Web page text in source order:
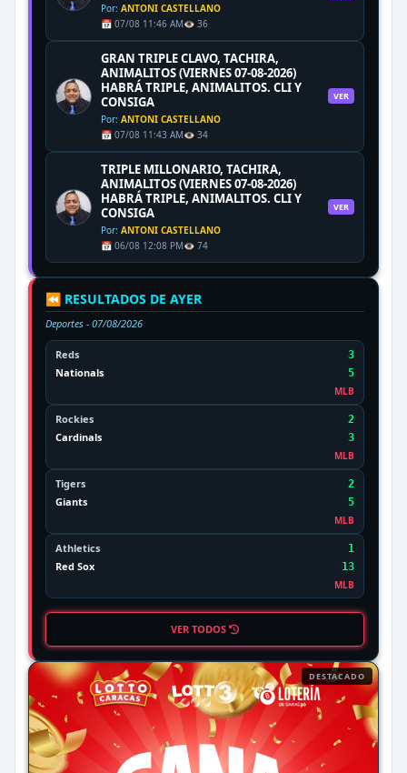
Por: ANTONI CASTELLANO
📅 07/08 11:46 AM👁️ 36
GRAN TRIPLE CLAVO, TACHIRA,
ANIMALITOS (VIERNES 07-08-2026)
HABRÁ TRIPLE, ANIMALITOS. CLI Y
CONSIGA
Por: ANTONI CASTELLANO
📅 07/08 11:43 AM👁️ 34
VER
TRIPLE MILLONARIO, TACHIRA,
ANIMALITOS (VIERNES 07-08-2026)
HABRÁ TRIPLE, ANIMALITOS. CLI Y
CONSIGA
Por: ANTONI CASTELLANO
📅 06/08 12:08 PM👁️ 74
VER
⏪ RESULTADOS DE AYER
Deportes - 07/08/2026
Reds 3
Nationals
5
MLB
Rockies 2
Cardinals
3
MLB
Tigers 2
Giants
5
MLB
Athletics 1
Red Sox
13
MLB
VER TODOS
DESTACADO